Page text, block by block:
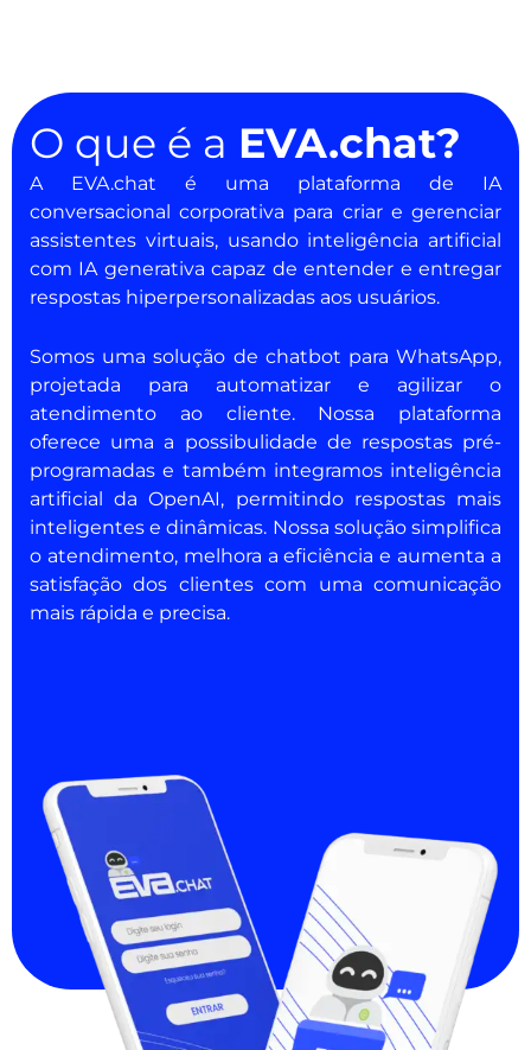
O que é a EVA.chat?
A EVA.chat é uma plataforma de IA
conversacional corporativa para criar e gerenciar
assistentes virtuais, usando inteligência artificial
com IA generativa capaz de entender e entregar
respostas hiperpersonalizadas aos usuários.
Somos uma solução de chatbot para WhatsApp,
projetada para automatizar e agilizar o
atendimento ao cliente. Nossa plataforma
oferece uma a possibulidade de respostas pré-
programadas e também integramos inteligência
artificial da OpenAI, permitindo respostas mais
inteligentes e dinâmicas. Nossa solução simplifica
o atendimento, melhora a eficiência e aumenta a
satisfação dos clientes com uma comunicação
mais rápida e precisa.